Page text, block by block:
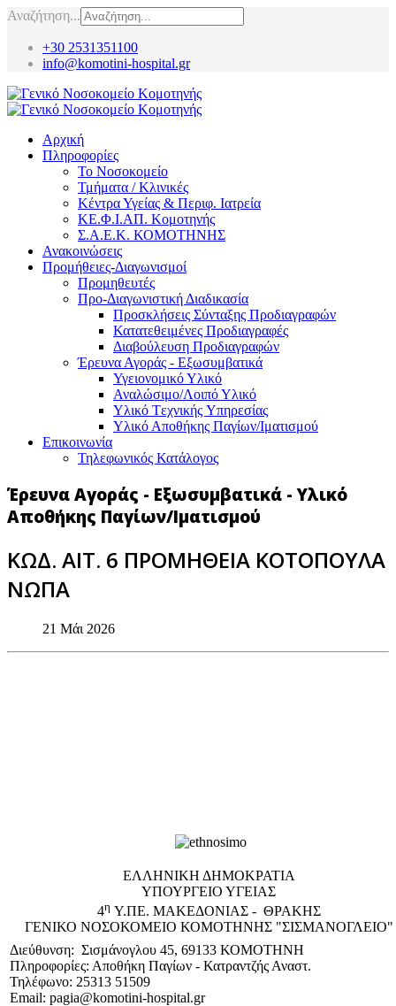
Αναζήτηση...
+30 2531351100
info@komotini-hospital.gr
Αρχική
Πληροφορίες
Το Νοσοκομείο
Τμήματα / Κλινικές
Κέντρα Υγείας & Περιφ. Ιατρεία
ΚΕ.Φ.Ι.ΑΠ. Κομοτηνής
Σ.Α.Ε.Κ. ΚΟΜΟΤΗΝΗΣ
Ανακοινώσεις
Προμήθειες-Διαγωνισμοί
Προμηθευτές
Προ-Διαγωνιστική Διαδικασία
Προσκλήσεις Σύνταξης Προδιαγραφών
Κατατεθειμένες Προδιαγραφές
Διαβούλευση Προδιαγραφών
Έρευνα Αγοράς - Εξωσυμβατικά
Υγειονομικό Υλικό
Αναλώσιμο/Λοιπό Υλικό
Υλικό Tεχνικής Yπηρεσίας
Υλικό Αποθήκης Παγίων/Ιματισμού
Επικοινωνία
Τηλεφωνικός Κατάλογος
Έρευνα Αγοράς - Εξωσυμβατικά - Υλικό
Αποθήκης Παγίων/Ιματισμού
ΚΩΔ. ΑΙΤ. 6 ΠΡΟΜΗΘΕΙΑ ΚΟΤΟΠΟΥΛΑ
ΝΩΠΑ
21 Μάι 2026
EΛΛΗΝΙΚΗ ΔΗΜΟΚΡΑΤΙΑ
ΥΠΟΥΡΓΕΙΟ ΥΓΕΙΑΣ
4η Υ.ΠΕ. ΜΑΚΕΔΟΝΙΑΣ - ΘΡΑΚΗΣ
ΓΕΝΙΚΟ NΟΣΟΚΟΜΕΙΟ ΚΟΜΟΤΗΝΗΣ "ΣΙΣΜΑΝΟΓΛΕΙΟ"
Διεύθυνση: Σισμάνογλου 45, 69133 ΚΟΜΟΤΗΝΗ
Πληροφορίες: Αποθήκη Παγίων - Κατραντζής Αναστ.
Τηλέφωνο: 25313 51509
Email: pagia@komotini-hospital.gr